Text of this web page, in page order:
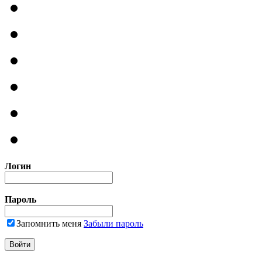
Логин
Пароль
Запомнить меня Забыли пароль